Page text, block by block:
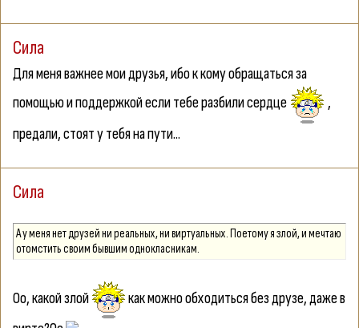
Сила
Для меня важнее мои друзья, ибо к кому обращаться за
помощью и поддержкой если тебе разбили сердце
,
предали, стоят у тебя на пути...
Сила
А у меня нет друзей ни реальных, ни виртуальных. Поетому я злой, и мечтаю
отомстить своим бывшим однокласникам.
Оо, какой злой
как можно обходиться без друзе, даже в